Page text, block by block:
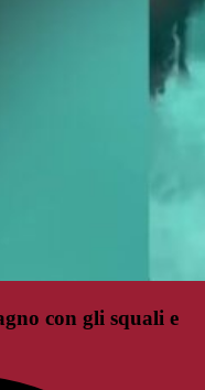
con gli squali e